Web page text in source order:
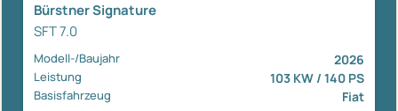
Bürstner Signature
SFT 7.0
Modell-/Baujahr 2026
Leistung 103 KW / 140 PS
Basisfahrzeug Fiat